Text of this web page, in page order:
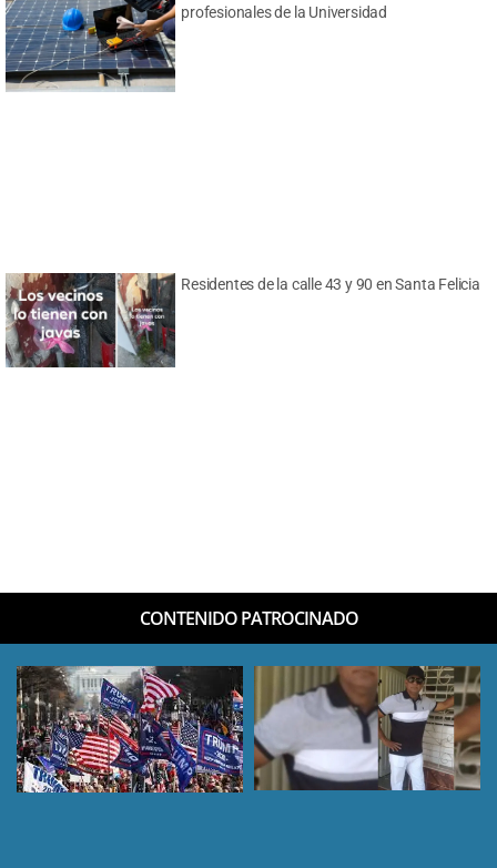
profesionales de la Universidad
Residentes de la calle 43 y 90 en Santa Felicia
CONTENIDO PATROCINADO